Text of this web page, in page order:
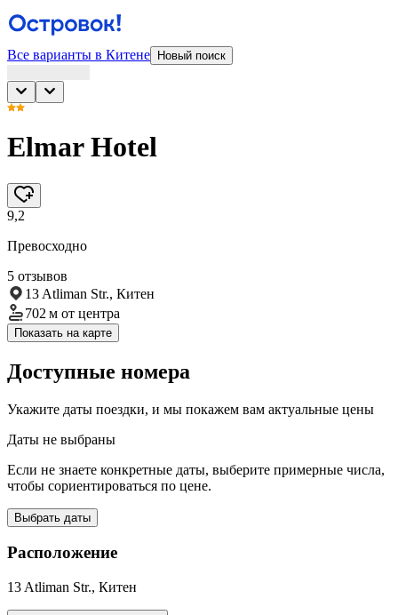
Все варианты в Китене Новый поиск
Elmar Hotel
9,2
Превосходно
5 отзывов
13 Atliman Str., Китен
702 м от центра
Показать на карте
Доступные номера
Укажите даты поездки, и мы покажем вам актуальные цены
Даты не выбраны
Если не знаете конкретные даты, выберите примерные числа,
чтобы сориентироваться по цене.
Выбрать даты
Расположение
13 Atliman Str., Китен